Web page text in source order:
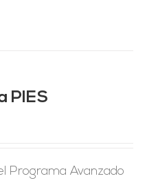
PIES
Programa Avanzado